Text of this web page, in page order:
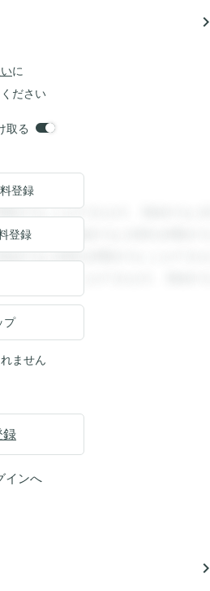
navigate_next
に
ださい
取る
することができます。登録すると回
きます。登録すると回答を閲覧する
すると回答を閲覧することができま
閲覧することができます。登録する
登録
登録
プ
ません
録
インへ
navigate_next